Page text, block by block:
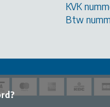
KVK
Btw